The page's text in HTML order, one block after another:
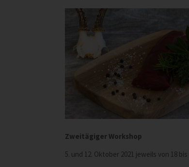
Zweitägiger Workshop
5. und 12. Oktober 2021 jeweils von 18 bis